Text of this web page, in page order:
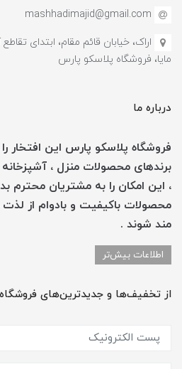
mashhadimajid@gmail.com
اراک، خیابان قائم مقام، ابتدای
مایا، فروشگاه پلاسکو پارس
درباره ما
فروشگاه پلاسکو پارس این افتخار
برندهای محصولات منزل ،
، این امکان را به مشتریان محترم
محصولات باکیفیت و بادوام از
مند شوند .
اطلاعات بیش‌تر
از تخفیف‌ها و جدیدترین‌های